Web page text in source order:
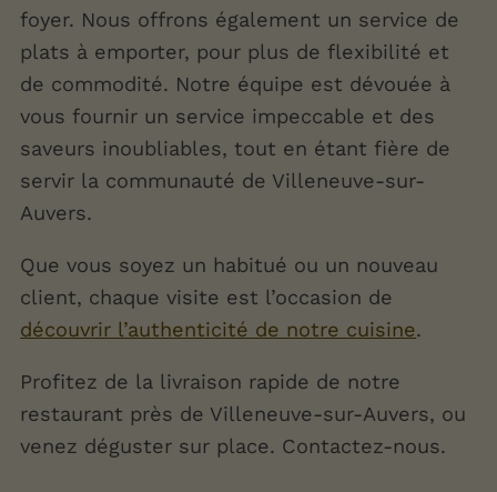
foyer. Nous offrons également un service de
plats à emporter, pour plus de flexibilité et
de commodité. Notre équipe est dévouée à
vous fournir un service impeccable et des
saveurs inoubliables, tout en étant fière de
servir la communauté de Villeneuve-sur-
Auvers.
Que vous soyez un habitué ou un nouveau
client, chaque visite est l’occasion de
découvrir l’authenticité de notre cuisine.
Profitez de la livraison rapide de notre
restaurant près de Villeneuve-sur-Auvers, ou
venez déguster sur place. Contactez-nous.